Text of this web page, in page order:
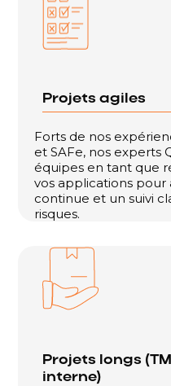
Projets agiles
Forts de nos
et SAFe, nos experts
équipes en tant que
vos applications pour
continue et un suivi
risques.
Projets longs
interne)